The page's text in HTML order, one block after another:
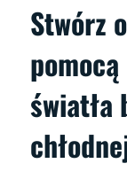
Stwórz
światła